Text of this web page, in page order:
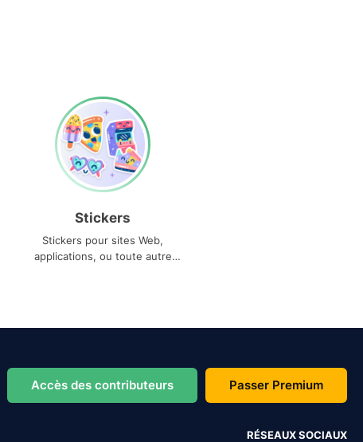
Stickers
Stickers pour sites Web,
applications, ou toute autre
Accès des contributeurs Passer Premium
RÉSEAUX SOCIAUX